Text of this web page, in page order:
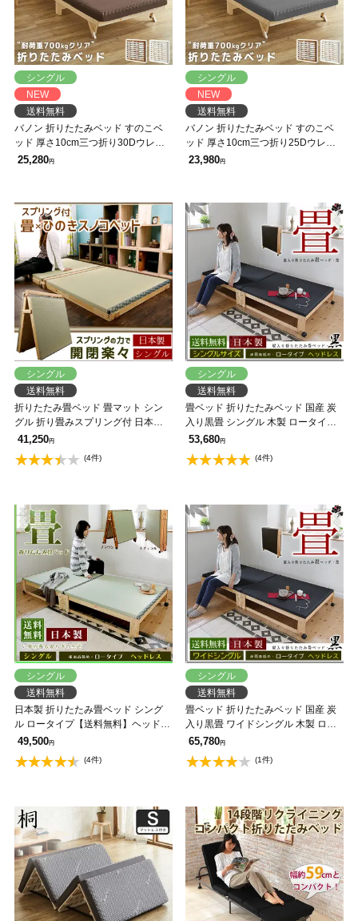
シングル
NEW
送料無料
バノン 折りたたみベッド すのこベ
ッド 厚さ10cm三つ折り30Dウレタ
ンマットレス付き シングル 木製 頑
25,280円
シングル
NEW
送料無料
バノン 折りたたみベッド すのこベ
ッド 厚さ10cm三つ折り25Dウレタ
ンマットレス付き シングル 木製 頑
23,980円
シングル
送料無料
折りたたみ畳ベッド 畳マット シン
グル 折り畳みスプリング付 日本製
広島府中家具 井草の香るタタミベッ
ド 布団室内干し 檜すのこ 【送料無
料】
41,250円
(4件)
シングル
送料無料
畳ベッド 折りたたみベッド 国産 炭
入り黒畳 シングル 木製 ロータイプ
【送料無料】ヘッドレス 布団室内干
し
53,680円
(4件)
シングル
送料無料
日本製 折りたたみ畳ベッド シング
ル ロータイプ【送料無料】ヘッドレ
スタイプ
49,500円
(4件)
シングル
送料無料
畳ベッド 折りたたみベッド 国産 炭
入り黒畳 ワイドシングル 木製 ロー
タイプ【送料無料】ヘッドレス 布団
65,780円
(1件)